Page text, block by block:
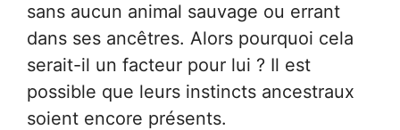
sans aucun animal sauvage ou errant
dans ses ancêtres. Alors pourquoi cela
serait-il un facteur pour lui ? Il est
possible que leurs instincts ancestraux
soient encore présents.